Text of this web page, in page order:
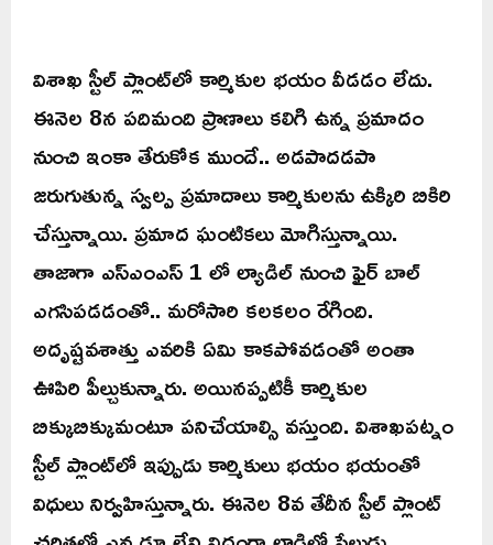
విశాఖ స్టీల్ ప్లాంట్‌లో కార్మికుల భయం వీడడం లేదు.
ఈనెల 8న పదిమంది ప్రాణాలు కలిగి ఉన్న ప్రమాదం
నుంచి ఇంకా తేరుకోక ముందే.. అడపాదడపా
జరుగుతున్న స్వల్ప ప్రమాదాలు కార్మికులను ఉక్కిరి బికిరి
చేస్తున్నాయి. ప్రమాద ఘంటికలు మోగిస్తున్నాయి.
తాజాగా ఎస్ఎంఎస్ 1 లో ల్యాడిల్ నుంచి ఫైర్ బాల్
ఎగసిపడడంతో.. మరోసారి కలకలం రేగింది.
అదృష్టవశాత్తు ఎవరికి ఏమి కాకపోవడంతో అంతా
ఊపిరి పీల్చుకున్నారు. అయినప్పటికీ కార్మికుల
బిక్కుబిక్కుమంటూ పనిచేయాల్సి వస్తుంది. విశాఖపట్నం
స్టీల్ ప్లాంట్‌లో ఇప్పుడు కార్మికులు భయం భయంతో
విధులు నిర్వహిస్తున్నారు. ఈనెల 8వ తేదీన స్టీల్ ప్లాంట్